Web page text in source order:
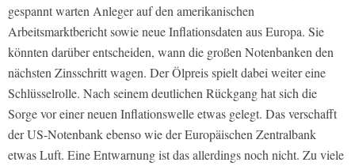
gespannt warten Anleger auf den amerikanischen
Arbeitsmarktbericht sowie neue Inflationsdaten aus Europa. Sie
könnten darüber entscheiden, wann die großen Notenbanken den
nächsten Zinsschritt wagen. Der Ölpreis spielt dabei weiter eine
Schlüsselrolle. Nach seinem deutlichen Rückgang hat sich die
Sorge vor einer neuen Inflationswelle etwas gelegt. Das verschafft
der US-Notenbank ebenso wie der Europäischen Zentralbank
etwas Luft. Eine Entwarnung ist das allerdings noch nicht. Zu viele